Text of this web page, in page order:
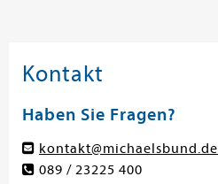
Kontakt
Haben Sie Fragen?
kontakt@michaelsbund.de
089 / 23225 400